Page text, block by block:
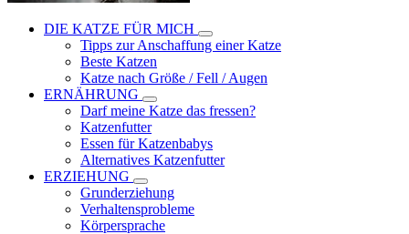
DIE KATZE FÜR MICH
Tipps zur Anschaffung einer Katze
Beste Katzen
Katze nach Größe / Fell / Augen
ERNÄHRUNG
Darf meine Katze das fressen?
Katzenfutter
Essen für Katzenbabys
Alternatives Katzenfutter
ERZIEHUNG
Grunderziehung
Verhaltensprobleme
Körpersprache